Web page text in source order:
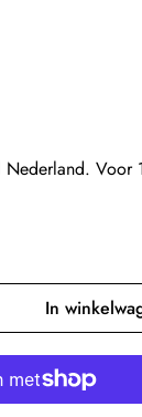
Nederland. Voor
In